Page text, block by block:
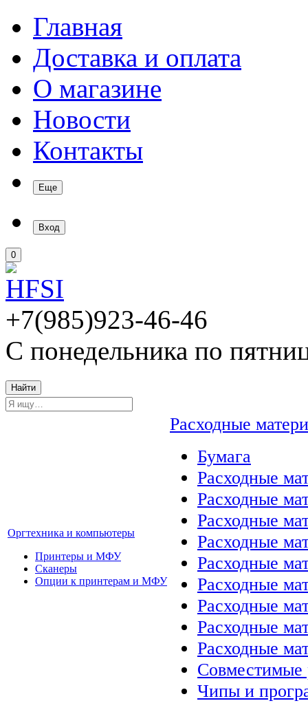
Главная
Доставка и оплата
О магазине
Новости
Контакты
Еще
Вход
0
+7(985)923-46-46
С понедельника по
Найти
Оргтехника и компьютеры
Принтеры и МФУ
Сканеры
Опции к принтерам и МФУ
Расходные
Бумага
Расходные
Расходные
Расходные
Расходные
Расходные
Расходные
Расходные
Расходные
Расходные
Совместимые
Чипы и